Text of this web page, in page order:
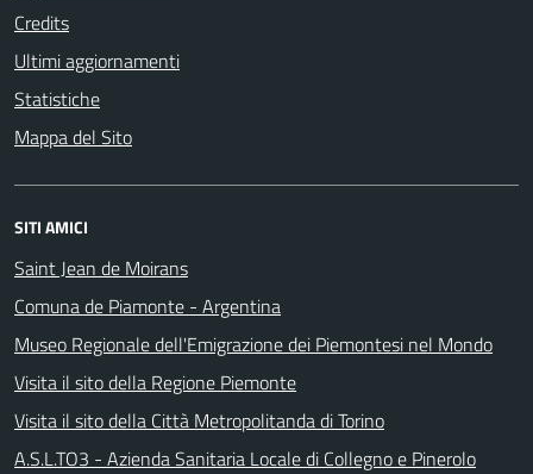
Credits
Ultimi aggiornamenti
Statistiche
Mappa del Sito
SITI AMICI
Saint Jean de Moirans
Comuna de Piamonte - Argentina
Museo Regionale dell'Emigrazione dei Piemontesi nel Mondo
Visita il sito della Regione Piemonte
Visita il sito della Città Metropolitanda di Torino
A.S.L.TO3 - Azienda Sanitaria Locale di Collegno e Pinerolo